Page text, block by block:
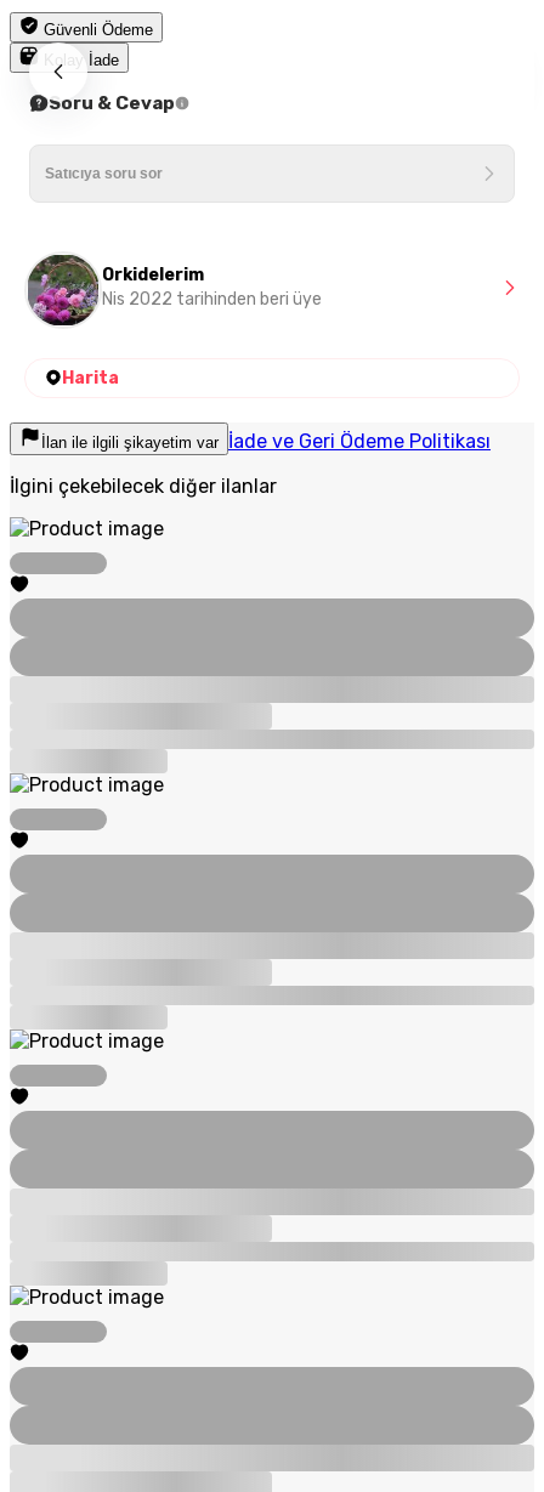
Güvenli Ödeme
Kolay İade
Soru & Cevap
Orkidelerim
Nis 2022 tarihinden beri üye
Harita
İlan ile ilgili şikayetim var İade ve Geri Ödeme Politikası
İlgini çekebilecek diğer ilanlar